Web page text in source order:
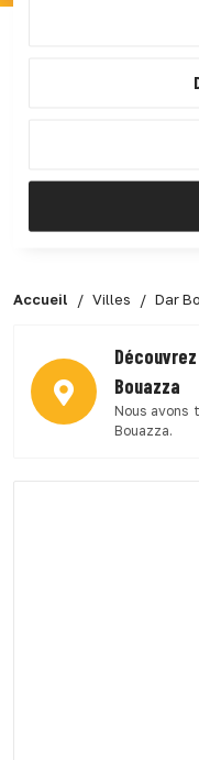
Accueil Villes Dar
Bouazza
Nous avons
Bouazza.